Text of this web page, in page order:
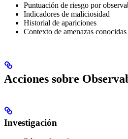
Puntuación de riesgo por
Indicadores de maliciosidad
Historial de apariciones
Contexto de amenazas conocidas
Acciones sobre
Investigación